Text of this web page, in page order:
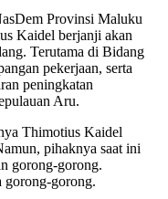
Provinsi Maluku
Kaidel berjanji akan
Terutama di Bidang
pekerjaan, serta
peningkatan
Aru.
Thimotius Kaidel
pihaknya saat ini
gorong-gorong.
gorong-gorong.